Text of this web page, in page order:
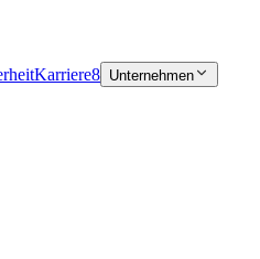
Karriere8 Unternehmen